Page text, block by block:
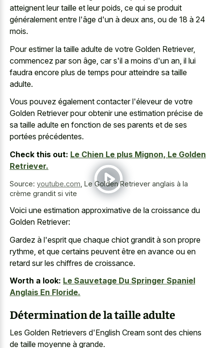
atteignent leur taille et leur poids, ce qui se produit
généralement entre l'âge d'un à deux ans, ou de 18 à 24
mois.
Pour estimer la taille adulte de votre Golden Retriever,
commencez par son âge, car s'il a moins d'un an, il lui
faudra encore plus de temps pour atteindre sa taille
adulte.
Vous pouvez également contacter l'éleveur de votre
Golden Retriever pour obtenir une estimation précise de
sa taille adulte en fonction de ses parents et de ses
portées précédentes.
Check this out: Le Chien Le plus Mignon, Le Golden
Retriever.
Source: youtube.com Le Golden Retriever anglais à la
crème grandit si vite
Voici une estimation approximative de la croissance du
Golden Retriever:
Gardez à l'esprit que chaque chiot grandit à son propre
rythme , et que certains peuvent être en avance ou en
retard sur les chiffres de croissance.
Worth a look: Le Sauvetage Du Springer Spaniel
Anglais En Floride.
Détermination de la taille adulte
Les Golden Retrievers d'English Cream sont des chiens
de taille moyenne à grande.